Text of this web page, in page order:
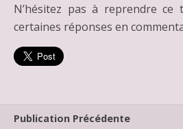
N’hésitez pas à reprendre
certaines réponses en
Publication Précédente